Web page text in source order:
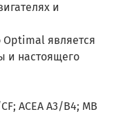
и
Optimal является
и настоящего
ACEA A3/B4; MB